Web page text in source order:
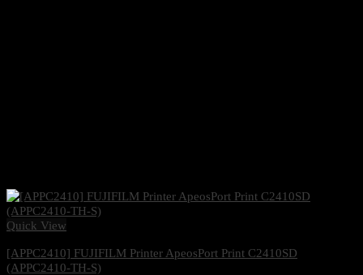
Quick View
[APPC2410] FUJIFILM Printer ApeosPort Print C2410SD
(APPC2410-TH-S)